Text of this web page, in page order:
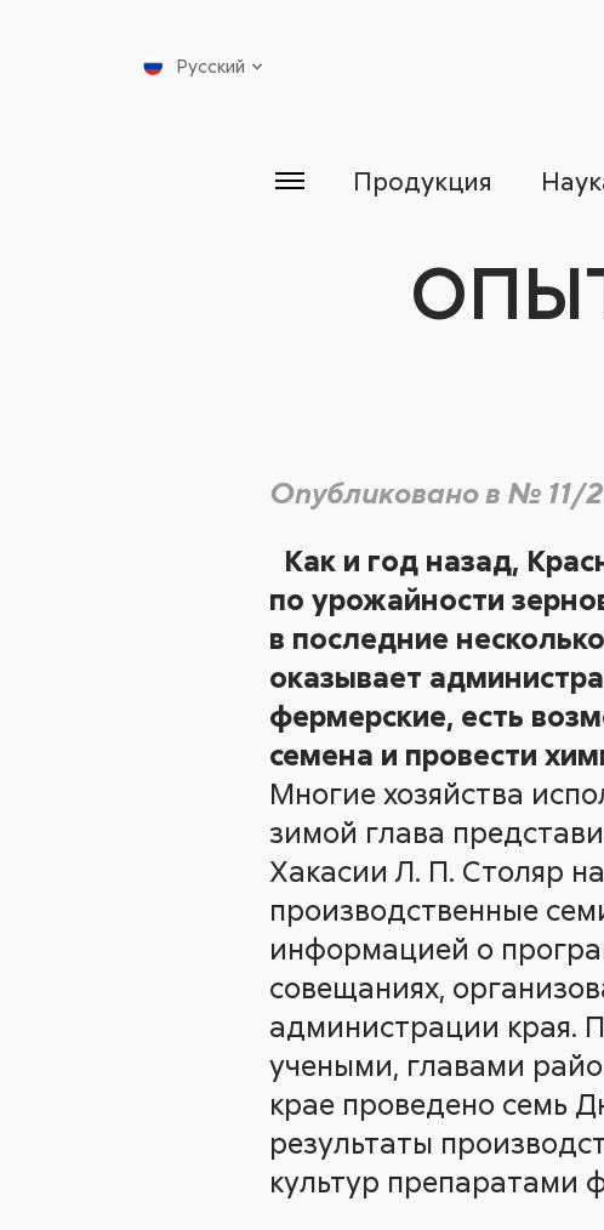
Русский
Продукция
Опубликовано в № 11/
Как и год назад,
по урожайности
в последние
оказывает
фермерские, есть
семена и провести
Многие хозяйства
зимой глава
Хакасии Л. П. Столяр
производственные
информацией о
совещаниях,
администрации края.
учеными, главами
крае проведено семь
результаты
культур препаратами